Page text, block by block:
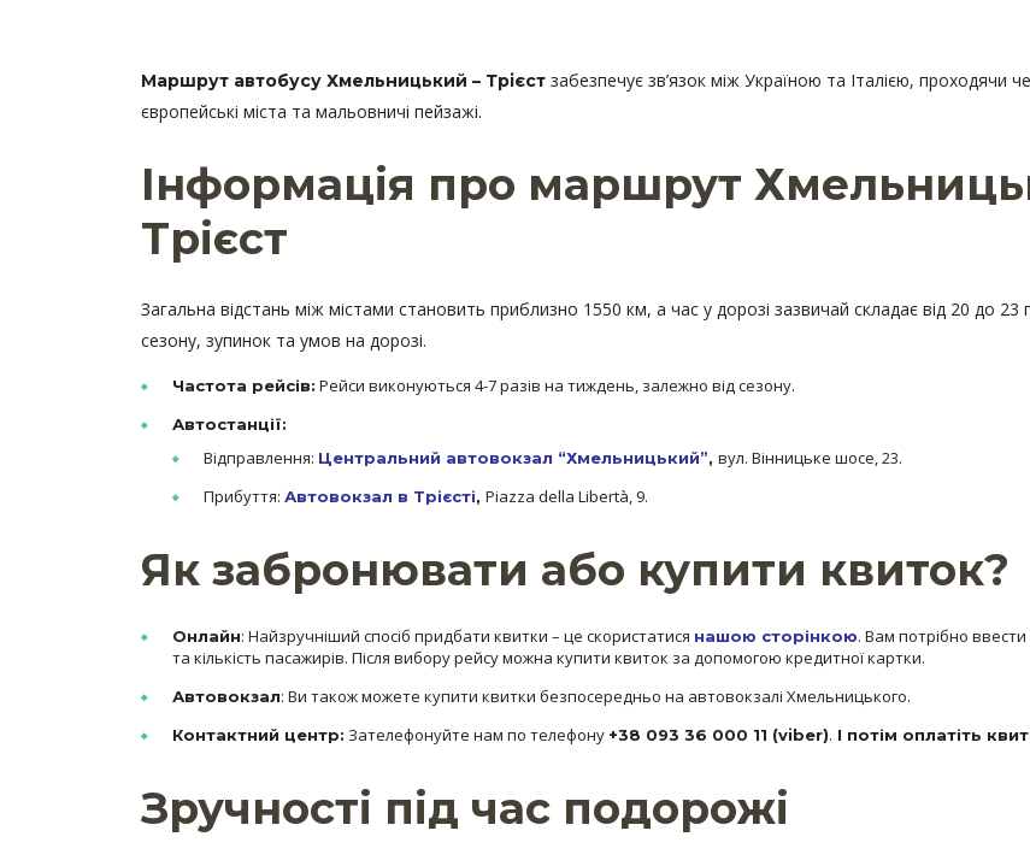
Маршрут автобусу Хмельницький – Трієст забезпечує зв’язок між Україною та Італією, проходячи
європейські міста та мальовничі пейзажі.
Інформація про маршрут
Трієст
Загальна відстань між містами становить приблизно 1550 км, а час у дорозі зазвичай складає від 20 до 23
сезону, зупинок та умов на дорозі.
Частота рейсів: Рейси виконуються 4-7 разів на тиждень, залежно від сезону.
Автостанції:
Відправлення: Центральний автовокзал “Хмельницький”, вул. Вінницьке шосе, 23.
Прибуття: Автовокзал в Трієсті, Piazza della Libertà, 9.
Як забронювати або купити квиток?
Онлайн: Найзручніший спосіб придбати квитки – це скористатися нашою сторінкою. Вам потрібно ввести
та кількість пасажирів. Після вибору рейсу можна купити квиток за допомогою кредитної картки.
Автовокзал: Ви також можете купити квитки безпосередньо на автовокзалі Хмельницького.
Контактний центр: Зателефонуйте нам по телефону +38 093 36 000 11 (viber). І потім оплатіть
Зручності під час подорожі